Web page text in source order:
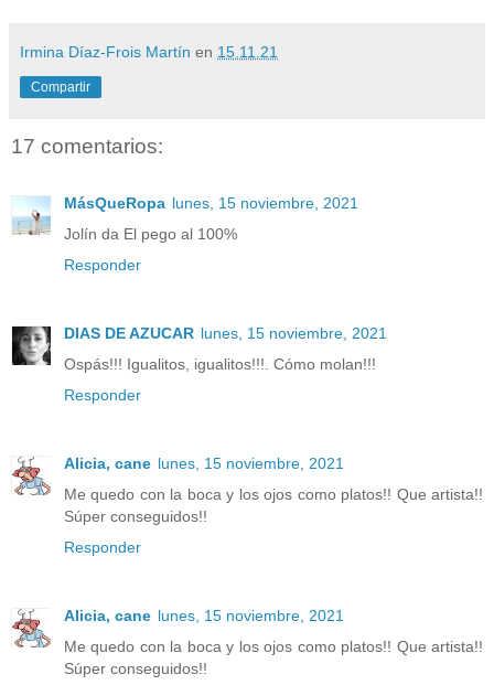
Irmina Díaz-Frois Martín en 15.11.21
Compartir
17 comentarios:
MásQueRopa lunes, 15 noviembre, 2021
Jolín da El pego al 100%
Responder
DIAS DE AZUCAR lunes, 15 noviembre, 2021
Ospás!!! Igualitos, igualitos!!!. Cómo molan!!!
Responder
Alicia, cane lunes, 15 noviembre, 2021
Me quedo con la boca y los ojos como platos!! Que artista!!
Súper conseguidos!!
Responder
Alicia, cane lunes, 15 noviembre, 2021
Me quedo con la boca y los ojos como platos!! Que artista!!
Súper conseguidos!!